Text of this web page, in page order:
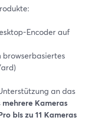
Encoder auf
browserbasiertes
an das
mehrere Kameras
bis zu 11 Kameras